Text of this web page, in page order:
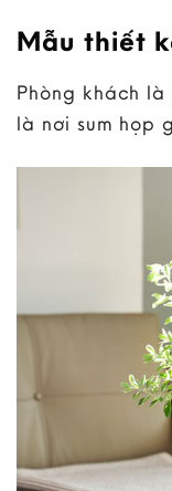
Mẫu thiết
Phòng khách
là nơi sum họp